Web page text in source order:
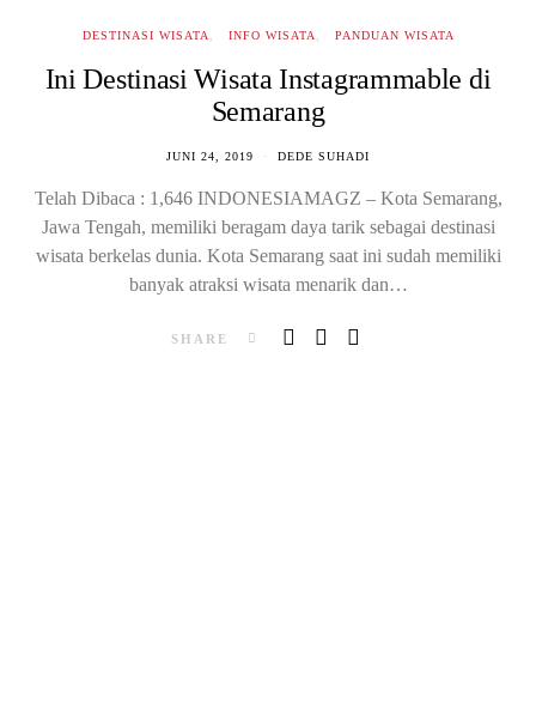
DESTINASI WISATA INFO WISATA PANDUAN WISATA
Ini Destinasi Wisata Instagrammable di
Semarang
JUNI 24, 2019 DEDE SUHADI
Telah Dibaca : 1,646 INDONESIAMAGZ – Kota Semarang,
Jawa Tengah, memiliki beragam daya tarik sebagai destinasi
wisata berkelas dunia. Kota Semarang saat ini sudah memiliki
banyak atraksi wisata menarik dan…
SHARE